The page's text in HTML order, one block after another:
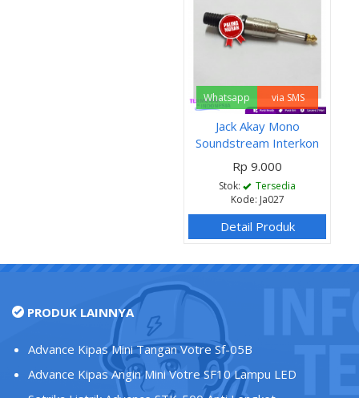
Whatsapp via SMS
Jack Akay Mono
Soundstream Interkon
Rp 9.000
Stok:
Tersedia
Kode: Ja027
Detail Produk
PRODUK LAINNYA
Advance Kipas Mini Tangan Votre Sf-05B
Advance Kipas Angin Mini Votre SF10 Lampu LED